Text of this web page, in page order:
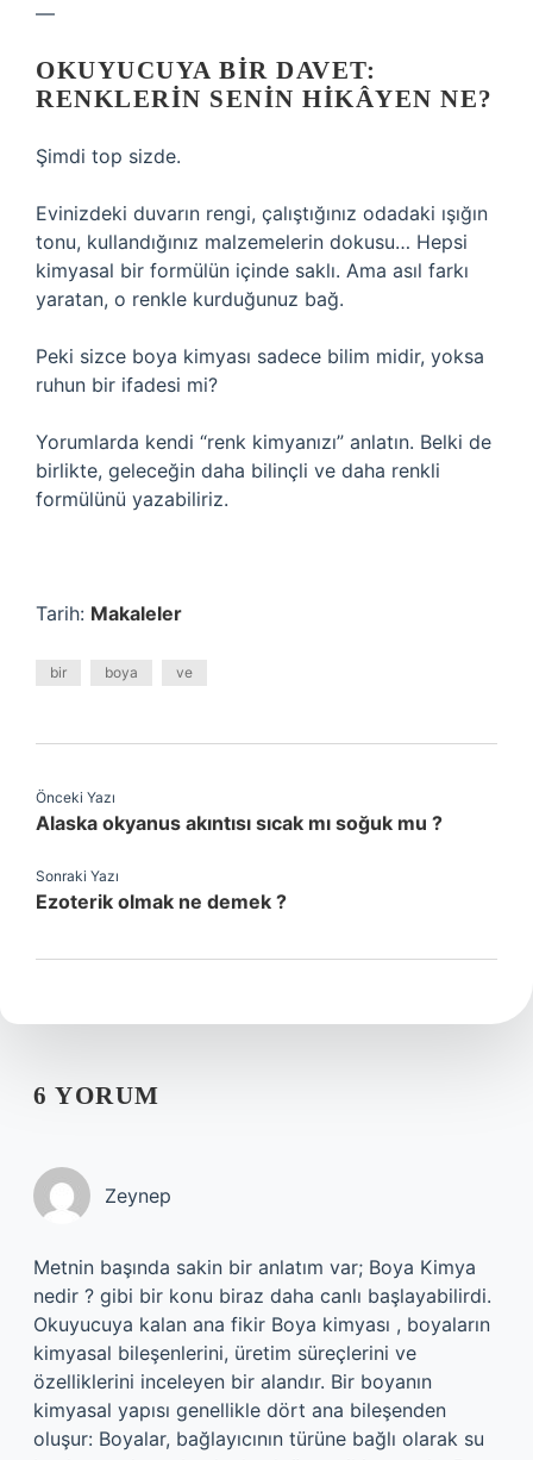
—
OKUYUCUYA BIR DAVET:
RENKLERIN SENIN HIKÂYEN NE?
Şimdi top sizde.
Evinizdeki duvarın rengi, çalıştığınız odadaki ışığın
tonu, kullandığınız malzemelerin dokusu… Hepsi
kimyasal bir formülün içinde saklı. Ama asıl farkı
yaratan, o renkle kurduğunuz bağ.
Peki sizce boya kimyası sadece bilim midir, yoksa
ruhun bir ifadesi mi?
Yorumlarda kendi “renk kimyanızı” anlatın. Belki de
birlikte, geleceğin daha bilinçli ve daha renkli
formülünü yazabiliriz.
Tarih: Makaleler
bir boya ve
Önceki Yazı
Alaska okyanus akıntısı sıcak mı soğuk mu ?
Sonraki Yazı
Ezoterik olmak ne demek ?
6 YORUM
Zeynep
Metnin başında sakin bir anlatım var; Boya Kimya
nedir ? gibi bir konu biraz daha canlı başlayabilirdi.
Okuyucuya kalan ana fikir Boya kimyası , boyaların
kimyasal bileşenlerini, üretim süreçlerini ve
özelliklerini inceleyen bir alandır. Bir boyanın
kimyasal yapısı genellikle dört ana bileşenden
oluşur: Boyalar, bağlayıcının türüne bağlı olarak su